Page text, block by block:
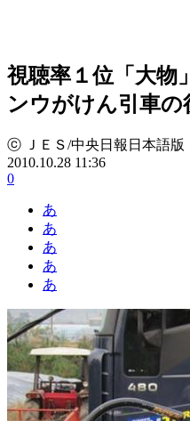
視聴率１位「大物
ンウがけん引車の
ⓒ ＪＥＳ/中央日報日本語版
2010.10.28 11:36
0
あ
あ
あ
あ
あ